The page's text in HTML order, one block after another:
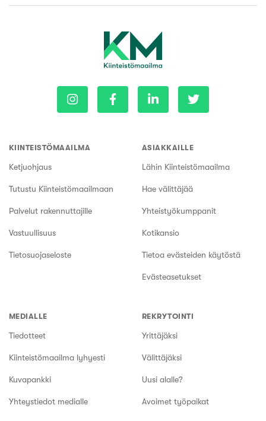
KIINTEISTÖMAAILMA
Ketjuohjaus
Tutustu Kiinteistömaailmaan
Palvelut rakennuttajille
Vastuullisuus
Tietosuojaseloste
ASIAKKAILLE
Lähin Kiinteistömaailma
Hae välittäjää
Yhteistyökumppanit
Kotikansio
Tietoa evästeiden käytöstä
Evästeasetukset
MEDIALLE
Tiedotteet
Kiinteistömaailma lyhyesti
Kuvapankki
Yhteystiedot medialle
REKRYTOINTI
Yrittäjäksi
Välittäjäksi
Uusi alalle?
Avoimet työpaikat